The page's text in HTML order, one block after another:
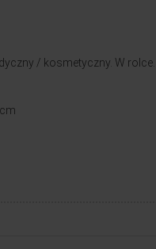
/ kosmetyczny. W rolce.